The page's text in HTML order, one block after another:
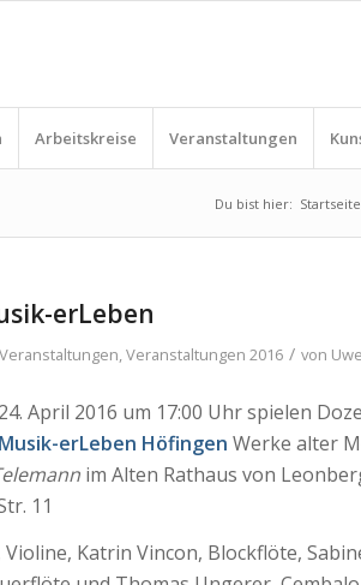
Arbeitskreise Veranstaltungen
Du bist hier: Startseite
erLeben
Veranstaltungen,Veranstaltungen 2016 / von
April 2016 um 17:00 Uhr spielen
erLeben HöfingenWerke alter
im Alten Rathaus von
11
Katrin Vincon, Blockflöte,